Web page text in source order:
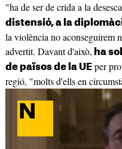
"ha de ser de crida a la
distensió, a la
la violència no aconseguirem
advertit. Davant d'això, ha
de països de la UEper
regió, "molts d'ells en